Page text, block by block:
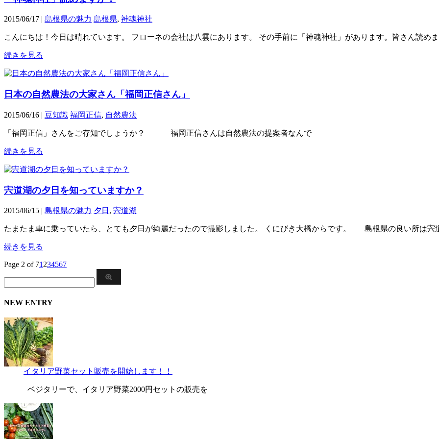
2015/06/17 | 島根県の魅力 島根県, 神魂神社
こんにちは！今日は晴れています。 フローネの会社は八雲にあります。 その手前に「神魂神社」があります。皆さん読
続きを見る
日本の自然農法の大家さん「福岡正信さん」
2015/06/16 | 豆知識 福岡正信, 自然農法
「福岡正信」さんをご存知でしょうか？ 福岡正信さんは自然農法の提案者なんで
続きを見る
宍道湖の夕日を知っていますか？
2015/06/15 | 島根県の魅力 夕日 , 宍道湖
たまたま車に乗っていたら、とても夕日が綺麗だったので撮影しました。 くにびき大橋からです。 島根県の良い所は宍
続きを見る
Page 2 of 71 234567
NEW ENTRY
イタリア野菜セット販売を開始します！！
ベジタリーで、イタリア野菜2000円セットの販売を